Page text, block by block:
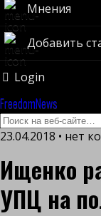
Мнения
Добавить
Login
FreedomNews
23.04.2018 • нет
Ищенко
УПЦ на